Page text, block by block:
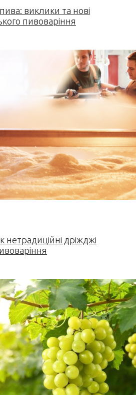
виклики та нові
пивоваріння
нетрадиційні дріжджі